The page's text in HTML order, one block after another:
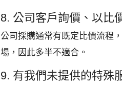
8. 公司客戶詢價、以比
公司採購通常有既定比價流程
場，因此多半不適合。
9. 有我們未提供的特殊